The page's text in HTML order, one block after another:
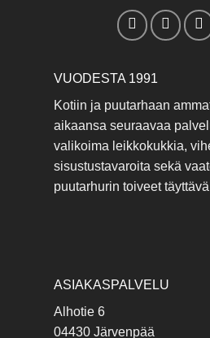
VUODESTA 1991
Kotiin ja puutarhaan
aikaansa seuraavaa
valikoima leikkokukkia,
sisustustavaroita sekä
puutarhurin toiveet
ASIAKASPALVELU
Alhotie 6
04430 Järvenpää